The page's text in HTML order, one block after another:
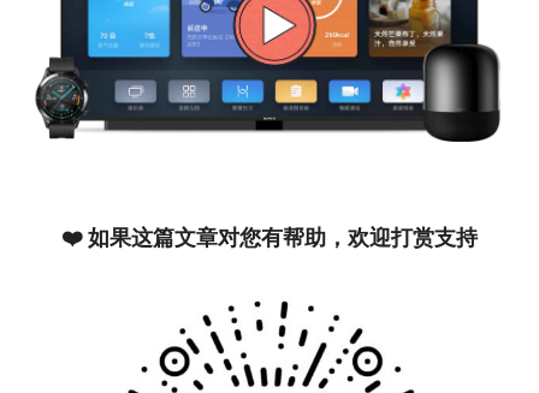
❤️ 如果这篇文章对您有帮助，欢迎打赏支持